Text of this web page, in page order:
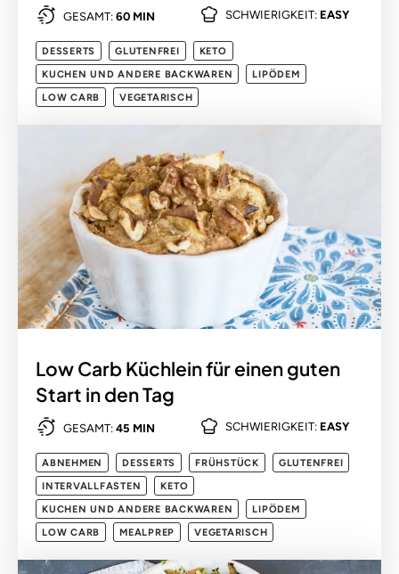
GESAMT: 60 MIN SCHWIERIGKEIT: EASY
DESSERTS GLUTENFREI
KETO
KUCHEN UND ANDERE BACKWAREN
LIPÖDEM
LOW CARB
VEGETARISCH
Low Carb Küchlein für einen guten
Start in den Tag
GESAMT: 45 MIN SCHWIERIGKEIT: EASY
ABNEHMEN DESSERTS FRÜHSTÜCK
GLUTENFREI
INTERVALLFASTEN
KETO
KUCHEN UND ANDERE BACKWAREN
LIPÖDEM
LOW CARB
MEALPREP VEGETARISCH